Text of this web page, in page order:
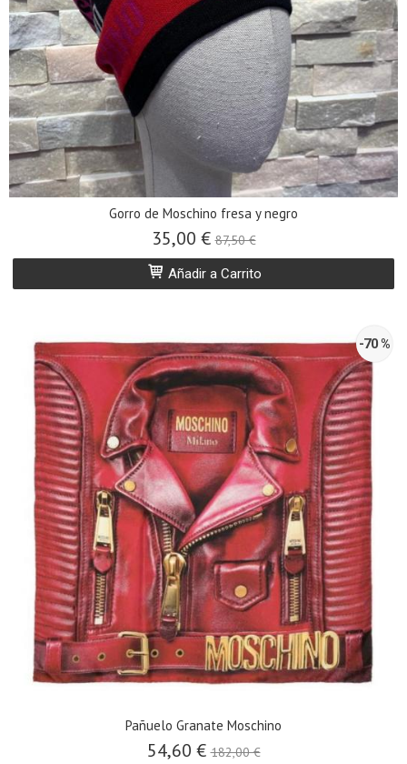
Gorro de Moschino fresa y negro
35,00 €87,50 €
Añadir a Carrito
-70 %
Pañuelo Granate Moschino
54,60 €182,00 €